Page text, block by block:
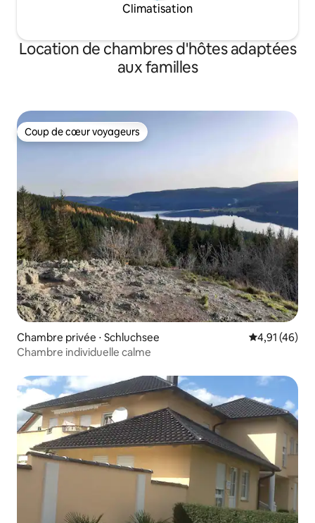
Climatisation
Location de chambres d'hôtes adaptées
aux familles
Coup de cœur voyageurs
Coup de cœur voyageurs
Chambre privée ⋅ Schluchsee Évaluation
4,91 (46)
Chambre individuelle calme